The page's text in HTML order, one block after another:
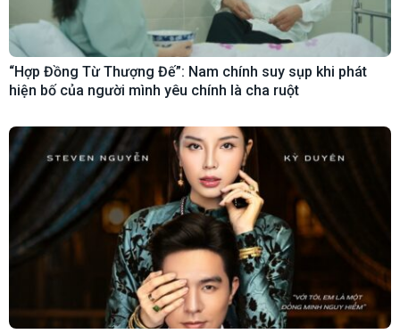
“Hợp Đồng Từ Thượng Đế”: Nam chính suy sụp khi phát
hiện bố của người mình yêu chính là cha ruột